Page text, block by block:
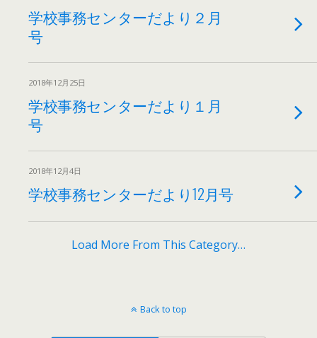
学校事務センターだより２月
号
2018年12月25日
学校事務センターだより１月
号
2018年12月4日
学校事務センターだより12月号
Load More From This Category…
Back to top